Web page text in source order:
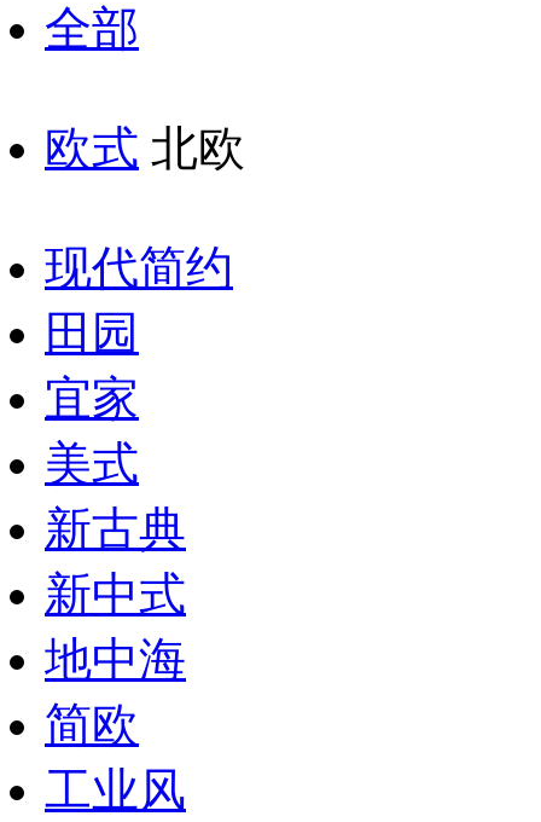
全部
欧式 北欧
现代简约
田园
宜家
美式
新古典
新中式
地中海
简欧
工业风